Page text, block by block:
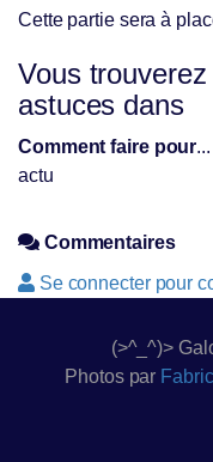
Cette partie sera à
Vous
astuces dans
Comment faire pour
actu
Commentaires
Se connecter pour
(>^_^)>
Photos par